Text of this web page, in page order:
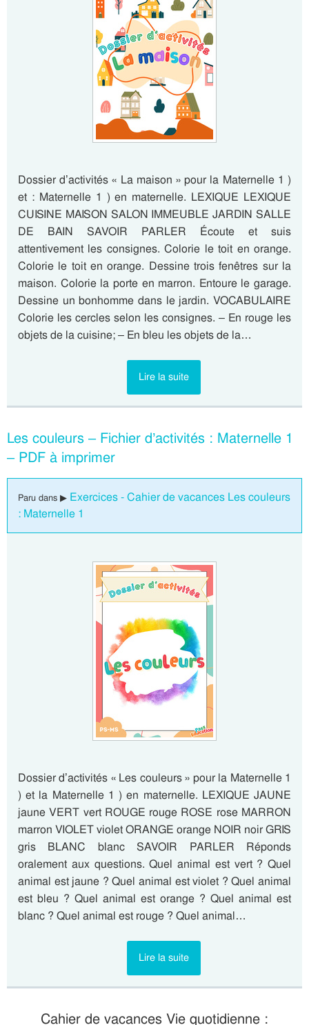
Dossier d’activités « La maison » pour la Maternelle 1 )
et : Maternelle 1 ) en maternelle. LEXIQUE LEXIQUE
CUISINE MAISON SALON IMMEUBLE JARDIN SALLE
DE BAIN SAVOIR PARLER Écoute et suis
attentivement les consignes. Colorie le toit en orange.
Colorie le toit en orange. Dessine trois fenêtres sur la
maison. Colorie la porte en marron. Entoure le garage.
Dessine un bonhomme dans le jardin. VOCABULAIRE
Colorie les cercles selon les consignes. – En rouge les
objets de la cuisine; – En bleu les objets de la…
Lire la suite
Les couleurs – Fichier d’activités : Maternelle 1
– PDF à imprimer
Paru dans ▶ Exercices - Cahier de vacances Les couleurs
: Maternelle 1
Dossier d’activités « Les couleurs » pour la Maternelle 1
) et la Maternelle 1 ) en maternelle. LEXIQUE JAUNE
jaune VERT vert ROUGE rouge ROSE rose MARRON
marron VIOLET violet ORANGE orange NOIR noir GRIS
gris BLANC blanc SAVOIR PARLER Réponds
oralement aux questions. Quel animal est vert ? Quel
animal est jaune ? Quel animal est violet ? Quel animal
est bleu ? Quel animal est orange ? Quel animal est
blanc ? Quel animal est rouge ? Quel animal…
Lire la suite
Cahier de vacances Vie quotidienne :